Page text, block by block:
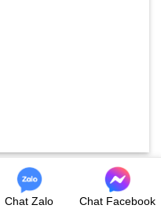
Chat Zalo Chat Facebook